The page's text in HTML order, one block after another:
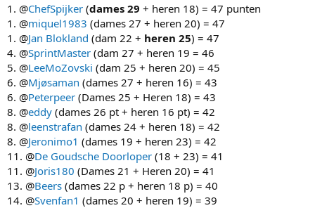
1. @ChefSpijker (dames 29 + heren 18) = 47 punten
1. @miquel1983 (dames 27 + heren 20) = 47
1. @Jan Blokland (dam 22 + heren 25) = 47
4. @SprintMaster (dam 27 + heren 19 = 46
5. @LeeMoZovski (dam 25 + heren 20) = 45
6. @Mjøsaman (dames 27 + heren 16) = 43
6. @Peterpeer (Dames 25 + Heren 18) = 43
8. @eddy (dames 26 pt + heren 16 pt) = 42
8. @leenstrafan (dames 24 + heren 18) = 42
8. @Jeronimo1 (dames 19 + heren 23) = 42
11. @De Goudsche Doorloper (18 + 23) = 41
11. @Joris180 (Dames 21 + Heren 20) = 41
13. @Beers (dames 22 p + heren 18 p) = 40
14. @Svenfan1 (dames 20 + heren 19) = 39